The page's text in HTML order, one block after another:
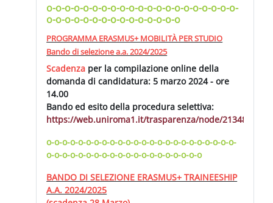
o-o-o-o-o-o-o-o-o-o-o-o-o-o-o-o-o-o-o-o-o-
o-o-o-o-o-o-o-o-o-o-o-o-o-o-o
PROGRAMMA ERASMUS+ MOBILITÀ PER STUDIO
Bando di selezione a.a. 2024/2025
Scadenza per la compilazione online della
domanda di candidatura: 5 marzo 2024 - ore
14.00
Bando ed esito della procedura selettiva:
https://web.uniroma1.it/trasparenza/node/213481/
o-o-o-o-o-o-o-o-o-o-o-o-o-o-o-o-o-o-o-o-o-o-o-o-
o-o-o-o-o-o-o-o-o-o-o-o-o-o-o-o-o-o-o-o
BANDO DI SELEZIONE ERASMUS+ TRAINEESHIP
A.A. 2024/2025